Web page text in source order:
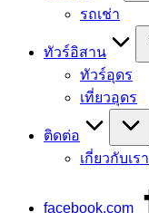
รถเช่า
ทัวร์อิสาน
ทัวร์อุดร
เที่ยวอุดร
ติดต่อ
เกี่ยวกับเรา
facebook.com